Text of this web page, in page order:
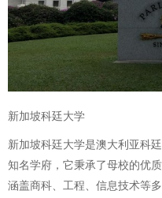
新加坡科廷大学
新加坡科廷大学是澳大利亚科
知名学府，它秉承了母校的优
涵盖商科、工程、信息技术等